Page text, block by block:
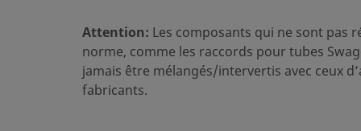
Dow Corning 111
Attention: Les composants qui ne sont pas
norme, comme les raccords pour tubes
jamais être mélangés/intervertis avec ceux
fabricants.